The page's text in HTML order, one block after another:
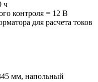
ч
контроля = 12 В
для расчета токов
мм, напольный